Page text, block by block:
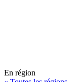
En région